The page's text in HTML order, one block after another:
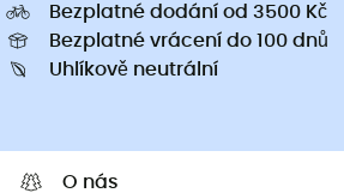
Bezplatné dodání od 3500 Kč
Bezplatné vrácení do 100 dnů
Uhlíkově neutrální
O nás